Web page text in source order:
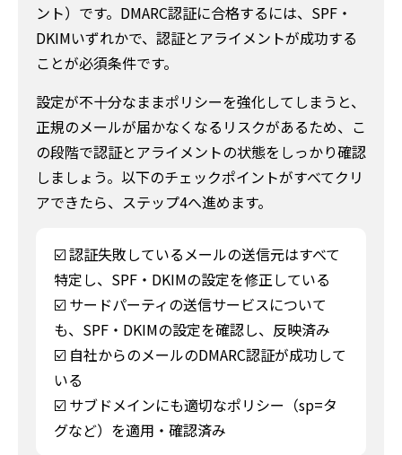
ント）です。DMARC認証に合格するには、SPF・
DKIMいずれかで、認証とアライメントが成功する
ことが必須条件です。
設定が不十分なままポリシーを強化してしまうと、
正規のメールが届かなくなるリスクがあるため、こ
の段階で認証とアライメントの状態をしっかり確認
しましょう。以下のチェックポイントがすべてクリ
アできたら、ステップ4へ進めます。
☑️ 認証失敗しているメールの送信元はすべて
特定し、SPF・DKIMの設定を修正している
☑️ サードパーティの送信サービスについて
も、SPF・DKIMの設定を確認し、反映済み
☑️ 自社からのメールのDMARC認証が成功して
いる
☑️ サブドメインにも適切なポリシー（sp=タ
グなど）を適用・確認済み